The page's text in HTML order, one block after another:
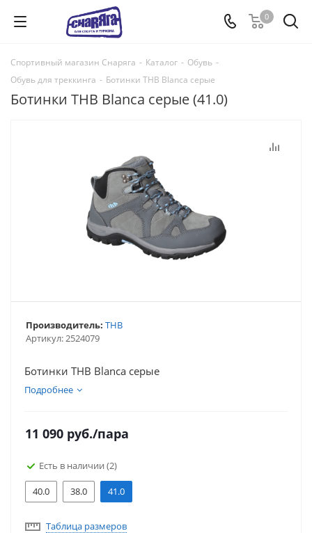
0
Спортивный магазин Снаряга - Каталог - Обувь -
Обувь для треккинга - Ботинки ТНВ Blanca серые
Ботинки ТНВ Blanca серые (41.0)
Артикул:2524079
Производитель: ТНВ
Ботинки ТНВ Blanca серые
Подробнее
11 090 руб./пара
Есть в наличии (2)
40.0 38.0 41.0
Таблица размеров